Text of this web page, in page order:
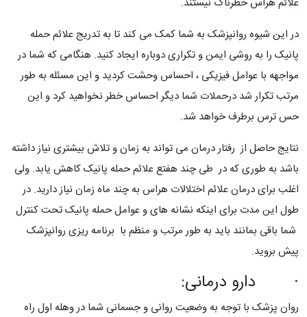
در این شیوه روانپزشک به شما کمک می کند تا به تدریج علائم حمله
پانیک را به روشی ایمن و تکراری دوباره ایجاد کنید. هنگامی که شما در
مواجهه با عوامل فیزیکی ، احساس وحشت کردید و این مسئله به طور
مرتب تکرار شد درحملات شما دیگر احساس خطر نخواهید کرد و این
حس ترس برطرف خواهد شد.
نتایج حاصل از رفتار درمان می تواند به زمان و تلاش بیشتری نیاز داشته
باشد به طوری که در طی چند هفتع علائم حمله پانیک کاهش یابد. ولی
اغلب برای درمان علائم اختلالات هراس به چند ماه زمان نیاز دارید. در
طول این مدت برای اینکه نشانه های و عوامل حمله پانیک تحت کنترل
شما باقی بمانند باید به طور مرتب و منظم با برنامه ریزی روانپزشک
پیش بروید.
· دارو درمانی:
روان پزشک با توجه به وضعیت روانی و جسمانی شما در وهله اول راه